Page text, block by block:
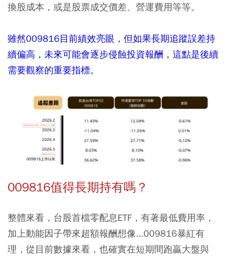
換股成本，或是股票成交價差、營運費用等等。
雖然009816目前績效亮眼，但如果長期追蹤誤差持
續偏高，未來可能會逐步侵蝕投資報酬，這點是後續
需要觀察的重要指標。
009816值得長期持有嗎？
整體來看，台股首檔零配息ETF，有著最低費用率，
加上動能因子帶來超額報酬想像...009816暴紅有
理，從目前數據來看，也確實在短期間跑贏大盤與